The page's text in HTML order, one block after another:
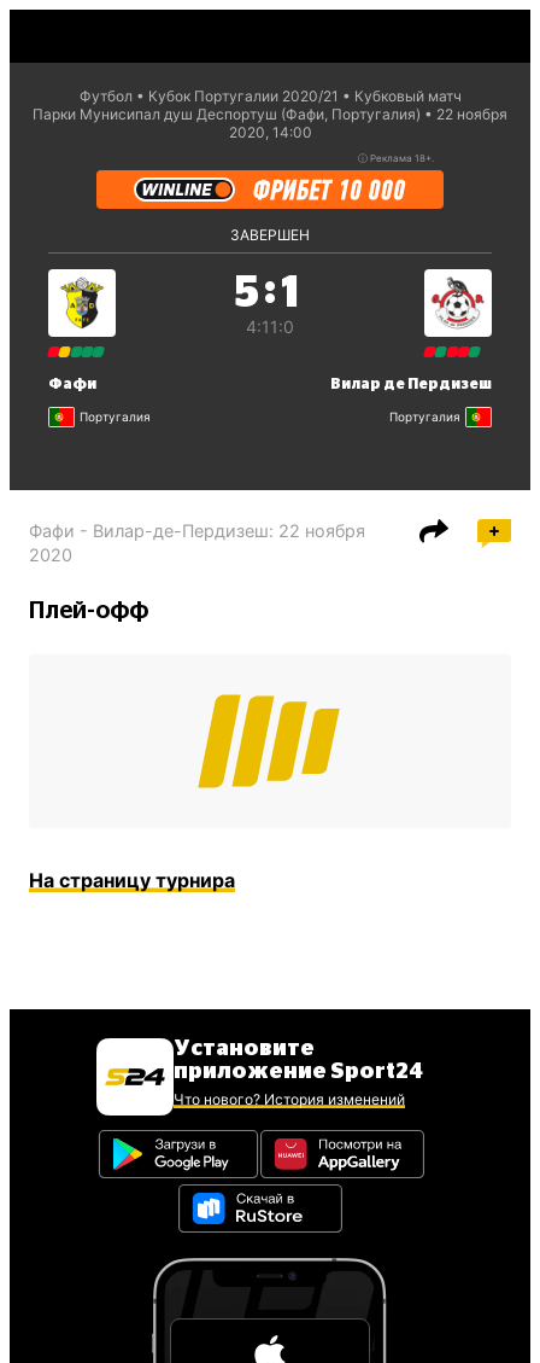
Футбол Кубок Португалии 2020/21
Кубковый матч
Парки Мунисипал душ Деспортуш (Фафи, Португалия)
22 ноября
2020, 14:00
ⓘ Реклама 18+.
ЗАВЕРШЕН
Фафи
Португалия
5:1
4:11:0
Вилар де Пердизеш
Португалия
Фафи - Вилар-де-Пердизеш: 22 ноября
2020
Плей-офф
На страницу турнира
Установите
приложение Sport24
Что нового? История изменений